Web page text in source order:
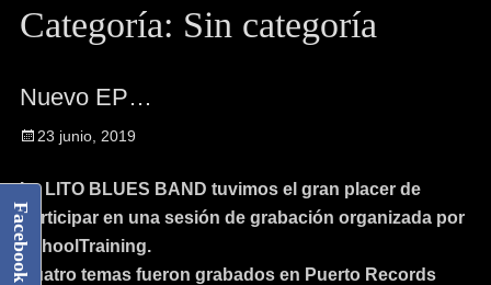
Categoría: Sin categoría
Nuevo EP…
23 junio, 2019
La LITO BLUES BAND tuvimos el gran placer de
participar en una sesión de grabación organizada por
SchoolTraining.
Cuatro temas fueron grabados en Puerto Records
Facebook